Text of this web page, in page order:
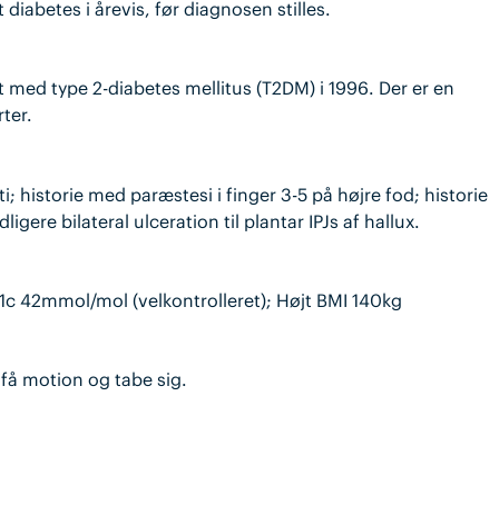
i årevis, før diagnosen stilles.
type 2-diabetes mellitus (T2DM) i 1996. Der er en
historie med paræstesi i finger 3-5 på højre fod; historie
bilateral ulceration til plantar IPJs af hallux.
42mmol/mol (velkontrolleret); Højt BMI 140kg
motion og tabe sig.